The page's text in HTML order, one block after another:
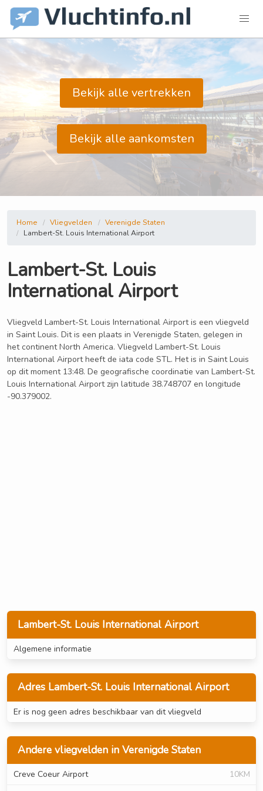
Bekijk alle vertrekken
Bekijk alle aankomsten
Lambert-St. Louis International Airport
Algemene informatie
Adres Lambert-St. Louis International Airport
Er is nog geen adres beschikbaar van dit vliegveld
Andere vliegvelden in Verenigde Staten
Creve Coeur Airport
10KM
Home Vliegvelden
Verenigde Staten
Lambert-St. Louis International Airport
Lambert-St. Louis
International Airport
Vliegveld Lambert-St. Louis International Airport is een vliegveld
in Saint Louis. Dit is een plaats in Verenigde Staten, gelegen in
het continent North America. Vliegveld Lambert-St. Louis
International Airport heeft de iata code STL. Het is in Saint Louis
op dit moment 13:48. De geografische coordinatie van Lambert-St.
Louis International Airport zijn latitude 38.748707 en longitude
-90.379002.